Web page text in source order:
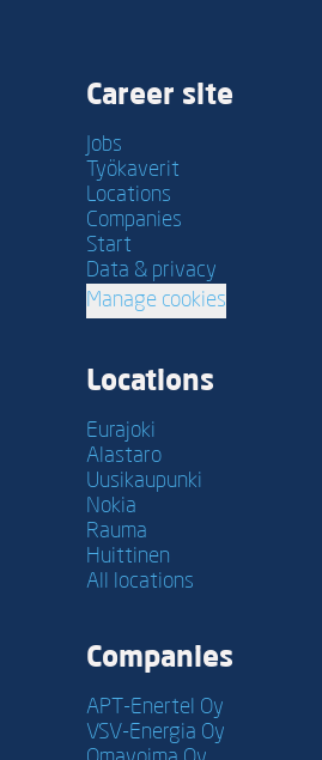
Career site
Jobs
Työkaverit
Locations
Companies
Start
Data & privacy
Manage cookies
Locations
Eurajoki
Alastaro
Uusikaupunki
Nokia
Rauma
Huittinen
All locations
Companies
APT-Enertel Oy
VSV-Energia Oy